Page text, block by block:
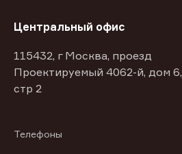
Центральный офис
115432, г Москва, проезд
Проектируемый 4062-й, дом 6,
стр 2
Телефоны